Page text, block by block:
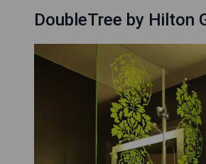
DoubleTree by Hilton